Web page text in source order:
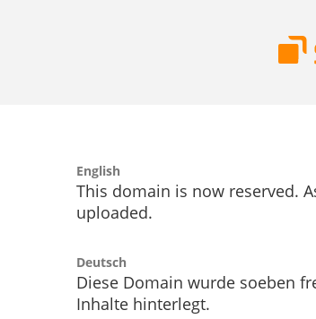
English
This domain is now reserved.
uploaded.
Deutsch
Diese Domain wurde soeben
Inhalte hinterlegt.